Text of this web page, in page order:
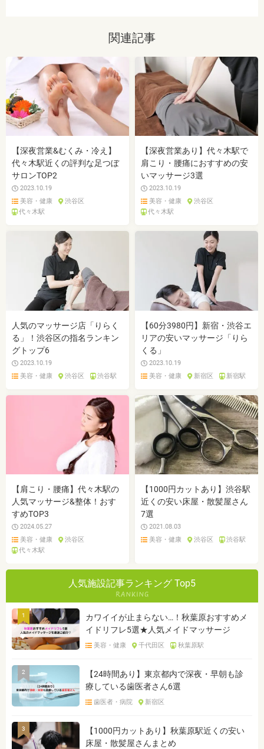
関連記事
【深夜営業&むくみ・冷え】
代々木駅近くの評判な足つぼ
サロンTOP2
2023.10.19
美容・健康
渋谷区
代々木駅
【深夜営業あり】代々木駅で
肩こり・腰痛におすすめの安
いマッサージ3選
2023.10.19
美容・健康
渋谷区
代々木駅
人気のマッサージ店「りらく
る」！渋谷区の指名ランキン
グトップ6
2023.10.19
美容・健康
渋谷区 渋谷駅
【60分3980円】新宿・渋谷エ
リアの安いマッサージ「りら
くる」
2023.10.19
美容・健康
新宿区 新宿駅
【肩こり・腰痛】代々木駅の
人気マッサージ&整体！おす
すめTOP3
2024.05.27
美容・健康
渋谷区
代々木駅
【1000円カットあり】渋谷駅
近くの安い床屋・散髪屋さん
7選
2021.08.03
美容・健康
渋谷区 渋谷駅
人気施設記事ランキング Top5
1
カワイイが止まらない…！秋葉原おすすめメ
イドリフレ5選★人気メイドマッサージ
美容・健康 千代田区 秋葉原駅
2
【24時間あり】東京都内で深夜・早朝も診
療している歯医者さん6選
歯医者・病院 新宿区
3
【1000円カットあり】秋葉原駅近くの安い
床屋・散髪屋さんまとめ